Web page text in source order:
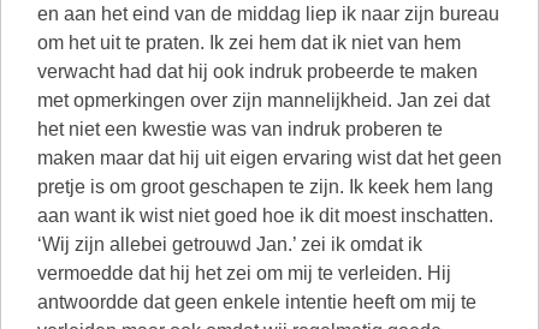
en aan het eind van de middag liep ik naar zijn bureau
om het uit te praten. Ik zei hem dat ik niet van hem
verwacht had dat hij ook indruk probeerde te maken
met opmerkingen over zijn mannelijkheid. Jan zei dat
het niet een kwestie was van indruk proberen te
maken maar dat hij uit eigen ervaring wist dat het geen
pretje is om groot geschapen te zijn. Ik keek hem lang
aan want ik wist niet goed hoe ik dit moest inschatten.
‘Wij zijn allebei getrouwd Jan.’ zei ik omdat ik
vermoedde dat hij het zei om mij te verleiden. Hij
antwoordde dat geen enkele intentie heeft om mij te